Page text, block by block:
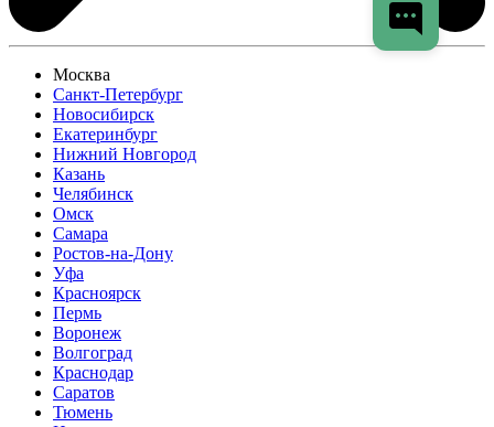
Москва
Санкт-Петербург
Новосибирск
Екатеринбург
Нижний Новгород
Казань
Челябинск
Омск
Самара
Ростов-на-Дону
Уфа
Красноярск
Пермь
Воронеж
Волгоград
Краснодар
Саратов
Тюмень